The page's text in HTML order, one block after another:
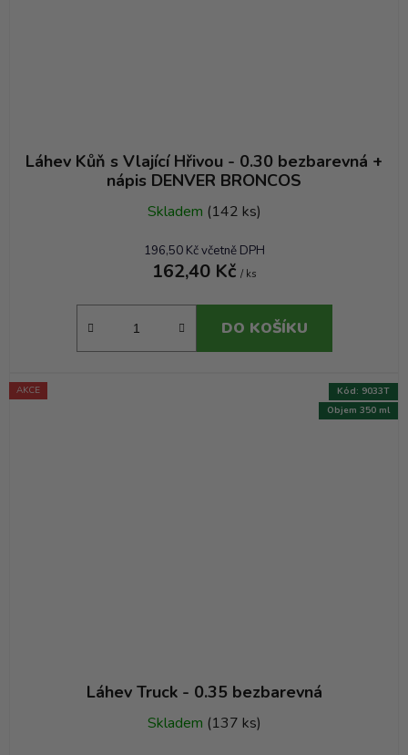
Láhev Kůň s Vlající Hřivou - 0.30 bezbarevná +
nápis DENVER BRONCOS
Skladem (142 ks)
196,50 Kč včetně DPH
162,40 Kč / ks
DO KOŠÍKU
AKCE
Láhev Truck - 0.35 bezbarevná
Skladem (137 ks)
Objem 350 ml
Kód: 9033T